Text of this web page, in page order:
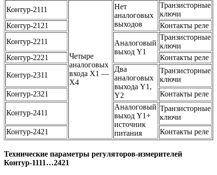
Контур-2111
Четыре
аналоговых
входа Х1 —
Х4
Нет
аналоговых
выходов
Транзисторные
ключи
Контур-2121
Контакты реле
Контур-2211
Аналоговый
выход Y1
Транзисторные
ключи
Контур-2221
Контакты реле
Контур-2311
Два
аналоговых
выхода Y1,
Y2
Транзисторные
ключи
Контур-2321
Контакты реле
Контур-2411
Аналоговый
выход Y1+
источник
питания
Транзисторные
ключи
Контур-2421
Контакты реле
Технические параметры регуляторов-измерителей
Контур-1111…2421